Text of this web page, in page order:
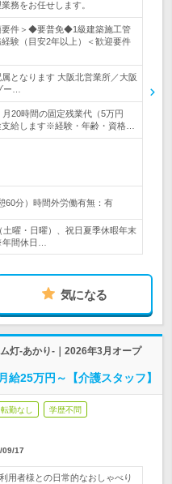
務をお任せします。
要件＞◆要普免◆1級建築施工管
験（目安2年以上）＜歓迎要件
となります 大阪北営業所／大阪
ー…
20時間の固定残業代（5万円
給します※経験・年齢・資格…
60分）時間外労働有無：有
曜・日曜）、祝日夏季休暇年末
間休日…
気になる
灯-あかり-｜2026年3月オープ
25万円～【介護スタッフ】
転勤なし 学歴不問
09/17
用者様との日常的なおしゃべり